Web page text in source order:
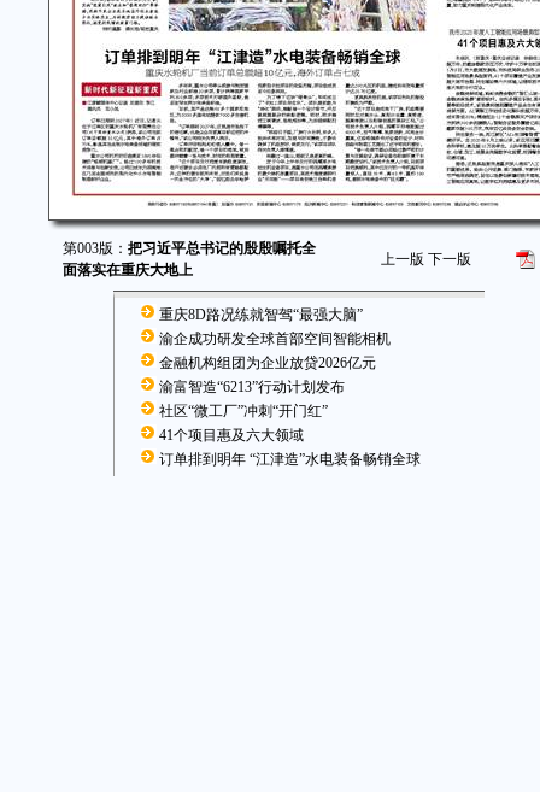
第003版： 把习近平总书记的殷殷嘱托全
面落实在重庆大地上
上一版 下一版
重庆8D路况练就智驾“最强大脑”
渝企成功研发全球首部空间智能相机
金融机构组团为企业放贷2026亿元
渝富智造“6213”行动计划发布
社区“微工厂”冲刺“开门红”
41个项目惠及六大领域
订单排到明年 “江津造”水电装备畅销全球